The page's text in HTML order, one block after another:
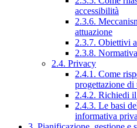
accessibilità
2.3.6.
attuazione
2.3.7. Obiettivi
2.3.8.
2.4. Privacy
2.4.1. Come
progettazione
2.4.2. Richiedi il
2.4.3. Le basi
informativa